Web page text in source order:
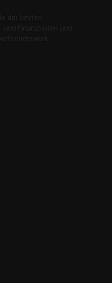
der besten
und Finanzseiten und